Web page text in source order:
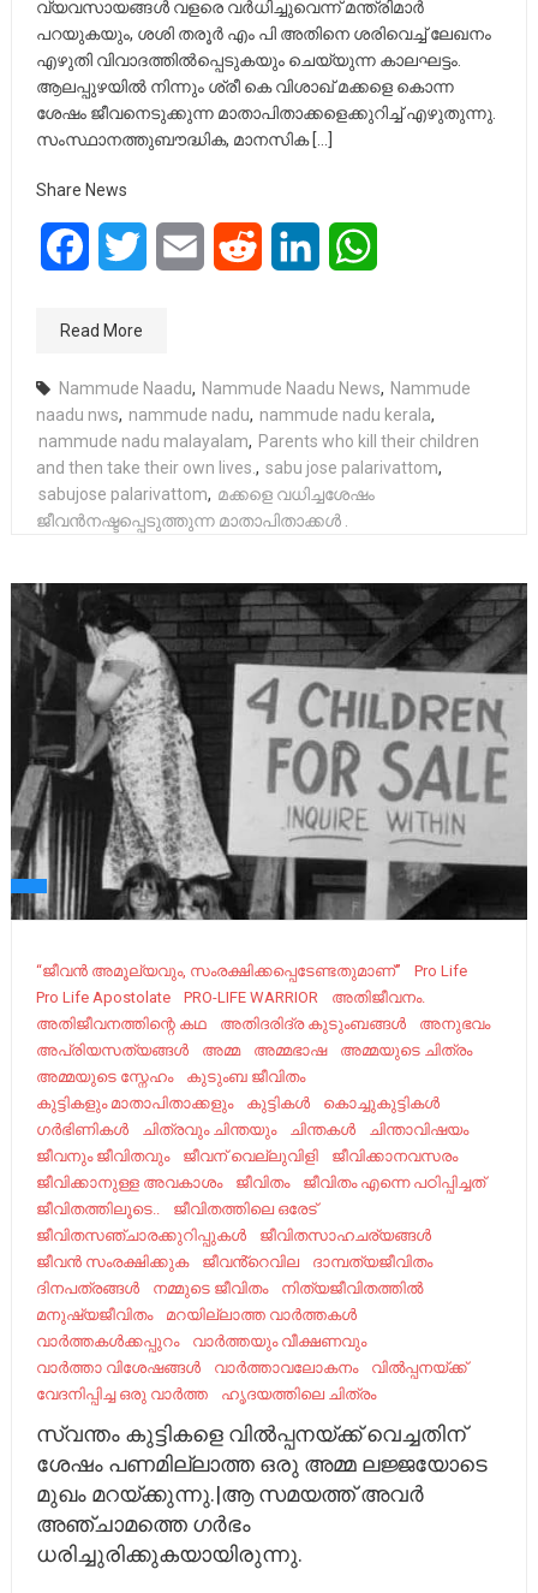
വ്യവസായങ്ങൾ വളരെ വർധിച്ചുവെന്ന് മന്ത്രിമാർ
പറയുകയും, ശശി തരൂർ എം പി അതിനെ ശരിവെച്ച് ലേഖനം
എഴുതി വിവാദത്തിൽപ്പെടുകയും ചെയ്യുന്ന കാലഘട്ടം.
ആലപ്പുഴയിൽ നിന്നും ശ്രീ കെ വിശാഖ് മക്കളെ കൊന്ന
ശേഷം ജീവനെടുക്കുന്ന മാതാപിതാക്കളെക്കുറിച്ച് എഴുതുന്നു.
സംസ്ഥാനത്തുബൗദ്ധിക, മാനസിക […]
Share News
FacebookTwitter Email Reddit LinkedIn
Read More
Nammude Naadu, Nammude Naadu News, Nammude
naadu nws, nammude nadu, nammude nadu kerala,
nammude nadu malayalam, Parents who kill their children
and then take their own lives., sabu jose palarivattom,
sabujose palarivattom, മക്കളെ വധിച്ചശേഷം
ജീവൻനഷ്ടപ്പെടുത്തുന്ന മാതാപിതാക്കൾ .
“ജീവന്‍ അമൂല്യവും, സംരക്ഷിക്കപ്പെടേണ്ടതുമാണ്”
Pro Life
Pro Life Apostolate
PRO-LIFE WARRIOR
അതിജീവനം.
അതിജീവനത്തിന്റെ കഥ
അതിദരിദ്ര കുടുംബങ്ങൾ
അനുഭവം
അപ്രിയസത്യങ്ങൾ
അമ്മ അമ്മഭാഷ
അമ്മയുടെ ചിത്രം
അമ്മയുടെ സ്നേഹം
കുടുംബ ജീവിതം
കുട്ടികളും മാതാപിതാക്കളും
കുട്ടികൾ
കൊച്ചുകുട്ടികൾ
ഗർഭിണികൾ
ചിത്രവും ചിന്തയും ചിന്തകൾ
ചിന്താവിഷയം
ജീവനും ജീവിതവും
ജീവന് വെല്ലുവിളി
ജീവിക്കാനവസരം
ജീവിക്കാനുള്ള അവകാശം
ജീവിതം
ജീവിതം എന്നെ പഠിപ്പിച്ചത്
ജീവിതത്തിലൂടെ..
ജീവിതത്തിലെ ഒരേട്
ജീവിതസഞ്ചാരക്കുറിപ്പുകൾ
ജീവിതസാഹചര്യങ്ങൾ
ജീവൻ സംരക്ഷിക്കുക
ജീവൻ്റെവില
ദാമ്പത്യജീവിതം
ദിനപത്രങ്ങൾ
നമ്മുടെ ജീവിതം
നിത്യജീവിതത്തിൽ
മനുഷ്യജീവിതം
മറയില്ലാത്ത വാർത്തകൾ
വാർത്തകൾക്കപ്പുറം
വാർത്തയും വീക്ഷണവും
വാർത്താ വിശേഷങ്ങൾ
വാർത്താവലോകനം
വിൽപ്പനയ്ക്ക്
വേദനിപ്പിച്ച ഒരു വാർത്ത
ഹൃദയത്തിലെ ചിത്രം
സ്വന്തം കുട്ടികളെ വിൽപ്പനയ്ക്ക് വെച്ചതിന്
ശേഷം പണമില്ലാത്ത ഒരു അമ്മ ലജ്ജയോടെ
മുഖം മറയ്ക്കുന്നു.|ആ സമയത്ത് അവർ
അഞ്ചാമത്തെ ഗർഭം
ധരിച്ചുരിക്കുകയായിരുന്നു.